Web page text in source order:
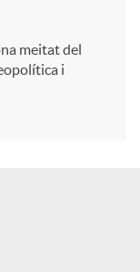
meitat del
i